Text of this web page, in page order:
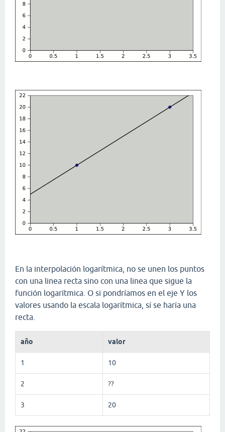
En la interpolación logarítmica, no se unen los puntos
con una linea recta sino con una linea que sigue la
función logarítmica. O si pondríamos en el eje Y los
valores usando la escala logarítmica, sí se haría una
recta.
año valor
1 10
2 ??
3 20